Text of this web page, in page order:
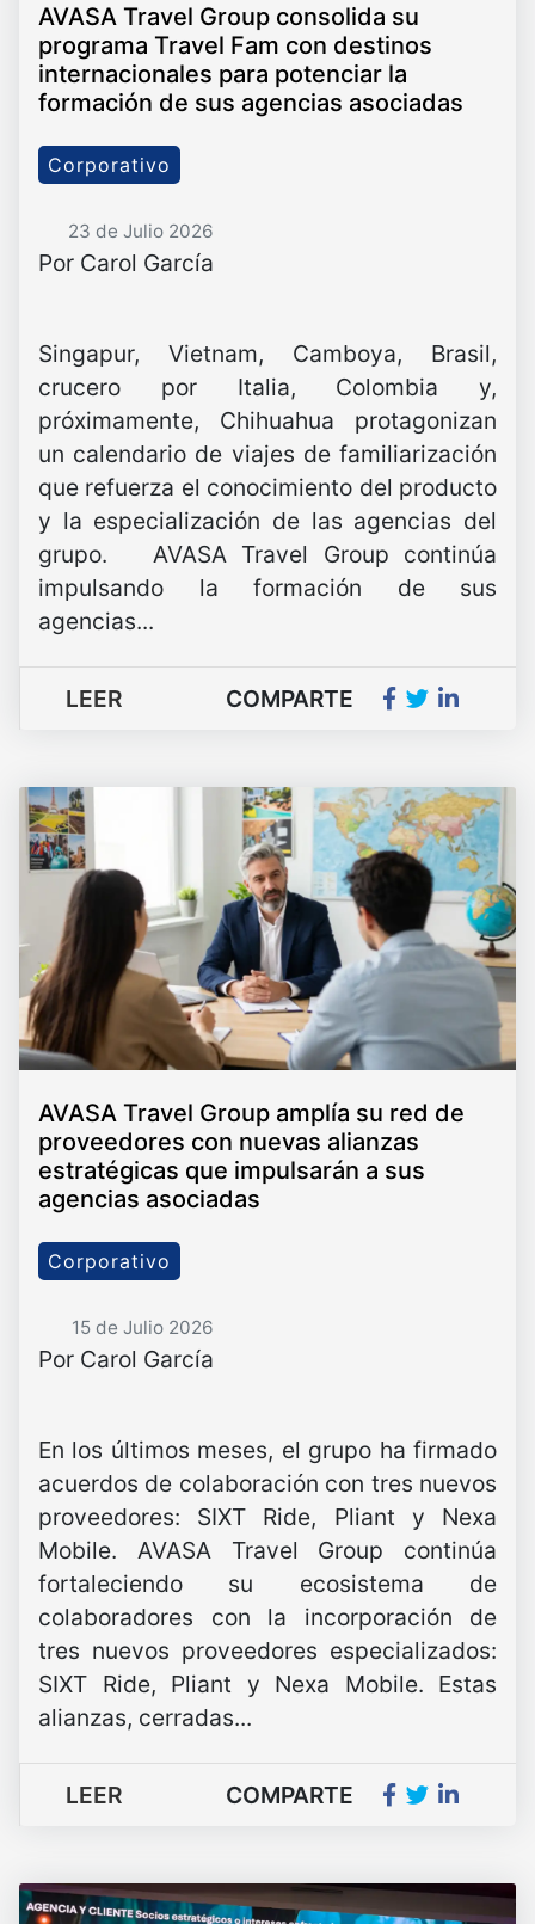
AVASA Travel Group consolida su
programa Travel Fam con destinos
internacionales para potenciar la
formación de sus agencias asociadas
Corporativo
23 de Julio 2026
Por Carol García
Singapur, Vietnam, Camboya, Brasil,
crucero por Italia, Colombia y,
próximamente, Chihuahua protagonizan
un calendario de viajes de familiarización
que refuerza el conocimiento del producto
y la especialización de las agencias del
grupo. AVASA Travel Group continúa
impulsando la formación de sus
agencias...
LEER COMPARTE
AVASA Travel Group amplía su red de
proveedores con nuevas alianzas
estratégicas que impulsarán a sus
agencias asociadas
Corporativo
15 de Julio 2026
Por Carol García
En los últimos meses, el grupo ha firmado
acuerdos de colaboración con tres nuevos
proveedores: SIXT Ride, Pliant y Nexa
Mobile. AVASA Travel Group continúa
fortaleciendo su ecosistema de
colaboradores con la incorporación de
tres nuevos proveedores especializados:
SIXT Ride, Pliant y Nexa Mobile. Estas
alianzas, cerradas...
LEER COMPARTE